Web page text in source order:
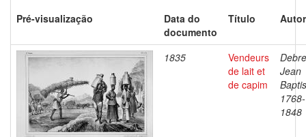
Pré-visualização
Data do
documento
Título
1835
Vendeurs
de lait et
de capim
Jean
1768-
1848